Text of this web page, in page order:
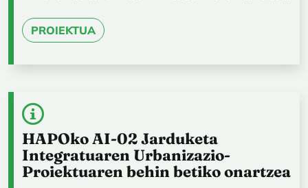
PROIEKTUA
HAPOko AI-02 Jarduketa
Integratuaren Urbanizazio-
Proiektuaren behin betiko onartzea